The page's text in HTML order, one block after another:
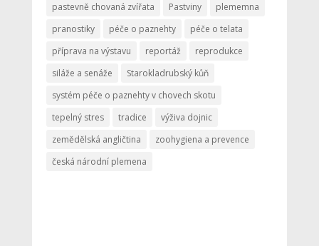
pastevně chovaná zvířata
Pastviny
plememna
pranostiky
péče o paznehty
péče o telata
příprava na výstavu
reportáž
reprodukce
siláže a senáže
Starokladrubský kůň
systém péče o paznehty v chovech skotu
tepelný stres
tradice
výživa dojnic
zemědělská angličtina
zoohygiena a prevence
česká národní plemena